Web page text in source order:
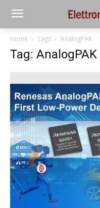
Home Tags AnalogPAK
Tag: AnalogPAK